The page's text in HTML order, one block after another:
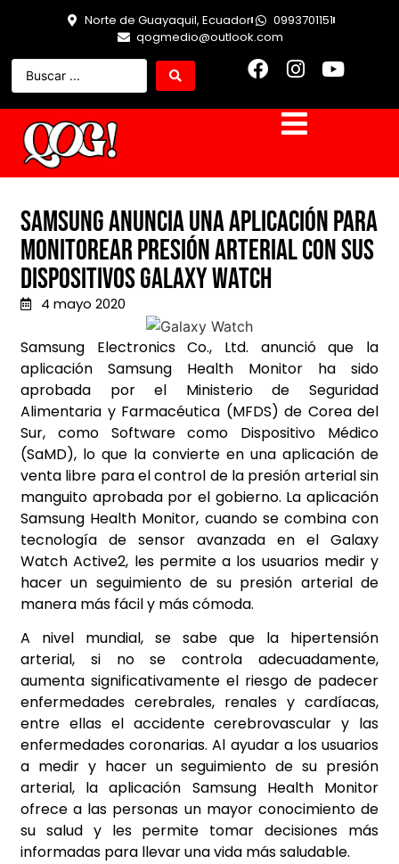
Norte de Guayaquil, Ecuador
0993701151
qogmedio@outlook.com
Samsung anuncia una aplicación para
monitorear presión arterial con sus
dispositivos Galaxy Watch
4 mayo 2020
Samsung Electronics Co., Ltd. anunció que la
aplicación Samsung Health Monitor ha sido
aprobada por el Ministerio de Seguridad
Alimentaria y Farmacéutica (MFDS) de Corea del
Sur, como Software como Dispositivo Médico
(SaMD), lo que la convierte en una aplicación de
venta libre para el control de la presión arterial sin
manguito aprobada por el gobierno. La aplicación
Samsung Health Monitor, cuando se combina con
tecnología de sensor avanzada en el Galaxy
Watch Active2, les permite a los usuarios medir y
hacer un seguimiento de su presión arterial de
manera más fácil y más cómoda.
A nivel mundial, se sabe que la hipertensión
arterial, si no se controla adecuadamente,
aumenta significativamente el riesgo de padecer
enfermedades cerebrales, renales y cardíacas,
entre ellas el accidente cerebrovascular y las
enfermedades coronarias. Al ayudar a los usuarios
a medir y hacer un seguimiento de su presión
arterial, la aplicación Samsung Health Monitor
ofrece a las personas un mayor conocimiento de
su salud y les permite tomar decisiones más
informadas para llevar una vida más saludable.